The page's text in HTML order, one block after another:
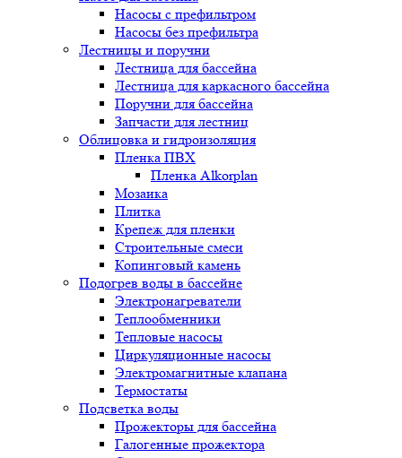
Насосы с префильтром
Насосы без префильтра
Лестницы и поручни
Лестница для бассейна
Лестница для каркасного бассейна
Поручни для бассейна
Запчасти для лестниц
Облицовка и гидроизоляция
Пленка ПВХ
Пленка Alkorplan
Мозаика
Плитка
Крепеж для пленки
Строительные смеси
Копинговый камень
Подогрев воды в бассейне
Электронагреватели
Теплообменники
Тепловые насосы
Циркуляционные насосы
Электромагнитные клапана
Термостаты
Подсветка воды
Прожекторы для бассейна
Галогенные прожектора